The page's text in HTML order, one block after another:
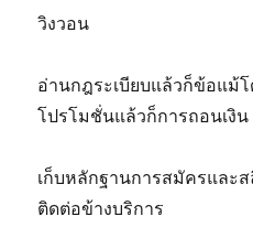
วิงวอน
อ่านกฎระเบียบแล้วก็ข้อแม้
โปรโมชั่นแล้วก็การถอนเงิน
เก็บหลักฐานการสมัครและ
ติดต่อข้างบริการ